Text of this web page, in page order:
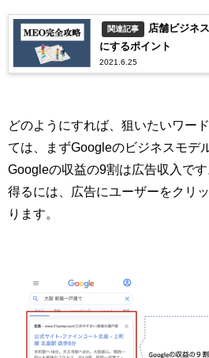
関連記事
店舗ビジネ
にするポイント
2021.6.25
どのようにすれば、狙いたいワー
ては、まずGoogleのビジネスモデ
Googleの収益の9割は広告収入で
得るには、広告にユーザーをクリ
ります。